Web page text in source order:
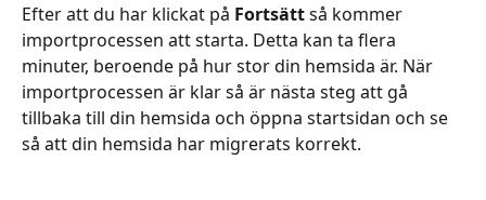
Efter att du har klickat på Fortsätt så kommer
importprocessen att starta. Detta kan ta flera
minuter, beroende på hur stor din hemsida är. När
importprocessen är klar så är nästa steg att gå
tillbaka till din hemsida och öppna startsidan och se
så att din hemsida har migrerats korrekt.